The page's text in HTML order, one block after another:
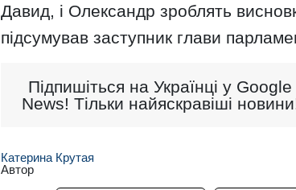
Давид, і Олександр зроблять
підсумував заступник глави
Підпишіться на Українці у Google
News! Тільки найяскравіші
Катерина Крутая
Автор